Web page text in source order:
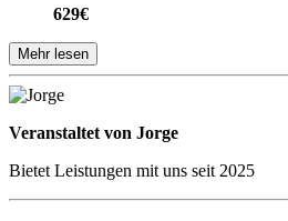
629€
Mehr lesen
Veranstaltet von
Veranstaltet von Jorge
Bietet Leistungen mit uns seit 2025